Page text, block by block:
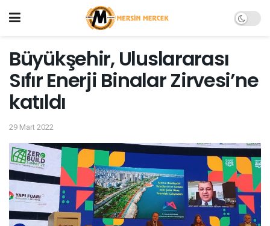
Büyükşehir, Uluslararası
Sıfır Enerji Binalar Zirvesi’ne
katıldı
29 Mart 2022